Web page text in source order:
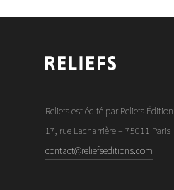
Reliefs est édité par Reliefs
17, rue Lacharrière – 75011 Paris
contact@reliefseditions.com